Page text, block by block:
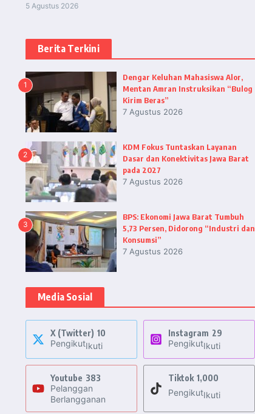
5 Agustus 2026
Berita Terkini
1
Dengar Keluhan Mahasiswa Alor,
Mentan Amran Instruksikan “Bulog
Kirim Beras”
7 Agustus 2026
2
KDM Fokus Tuntaskan Layanan
Dasar dan Konektivitas Jawa Barat
pada 2027
7 Agustus 2026
3
BPS: Ekonomi Jawa Barat Tumbuh
5,73 Persen, Didorong “Industri dan
Konsumsi”
7 Agustus 2026
Media Sosial
X (Twitter) 10
PengikutIkuti
Instagram 29
PengikutIkuti
Youtube 383
Pelanggan
Berlangganan
Tiktok 1,000
PengikutIkuti